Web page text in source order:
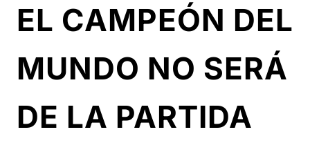
EL CAMPEÓN DEL
MUNDO NO SERÁ
DE LA PARTIDA